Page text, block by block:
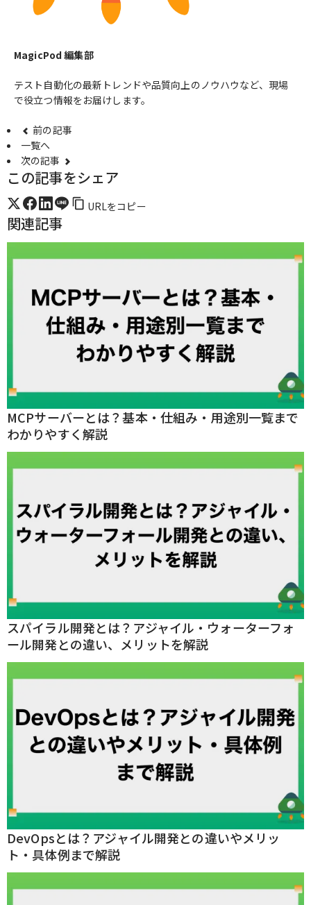
MagicPod 編集部
テスト自動化の最新トレンドや品質向上のノウハウなど、現場
で役立つ情報をお届けします。
前の記事
一覧へ
次の記事
この記事をシェア
URLをコピー
関連記事
MCPサーバーとは？基本・仕組み・用途別一覧まで
わかりやすく解説
スパイラル開発とは？アジャイル・ウォーターフォ
ール開発との違い、メリットを解説
DevOpsとは？アジャイル開発との違いやメリッ
ト・具体例まで解説